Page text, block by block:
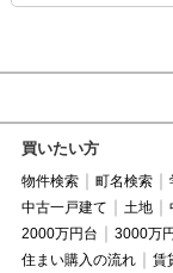
買いたい方
物件検索 町名検索
中古一戸建て
土地
2000万円台
3000万
住まい購入の流れ
賃